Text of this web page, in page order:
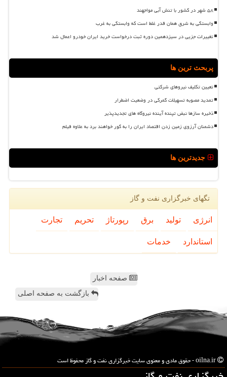
۵۸ شهر در کشور با تنش آبی مواجهند
وابستگی به شرق همان قدر غلط است که وابستگی به غرب
تغییرات جزیی در سیزدهمین دوره ثبت درخواست خرید ایران خودرو اعمال شد
پربحث ترین ها
تعیین تکلیف نیروهای شرکتی
تمدید مصوبه تسهیلات گمرکی در وضعیت اضطرار
ذخیره سازها نبض تپنده آینده نیروگاه های تجدیدپذیر
دشمنان آرزوی زمین زدن اقتصاد ایران را به گور خواهند برد به علاوه فیلم
جدیدترین ها
تگهای خبرگزاری نفت و گاز
انرژی تولید برق رپورتاژ تحریم تجارت
استاندارد خدمات
صفحه اخبار
بازگشت به صفحه اصلی